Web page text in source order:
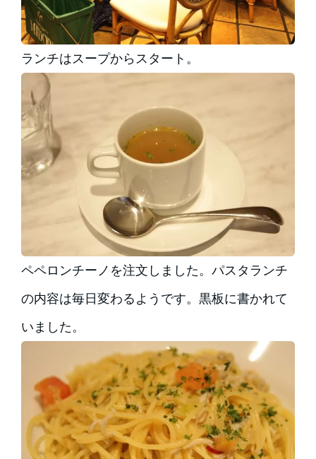
ランチはスープからスタート。
ペペロンチーノを注文しました。パスタランチ
の内容は毎日変わるようです。黒板に書かれて
いました。